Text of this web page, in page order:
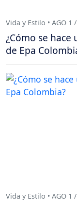
Vida y Estilo • AGO 1
¿Cómo se
de Epa
Vida y Estilo • AGO 1